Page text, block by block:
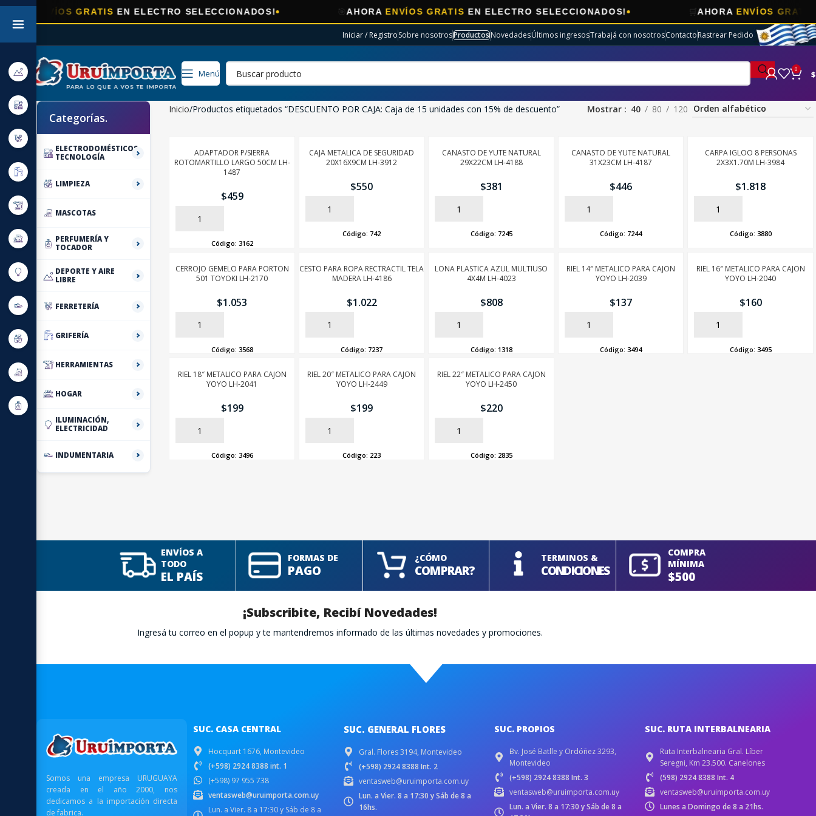
ENVÍOS GRATISEN ELECTRO SELECCIONADOS! AHORAENVÍOS GRATISEN ELECTRO SELECCIONADOS! AHORAENVÍOS GRATISEN
Iniciar / RegistroSobre nosotrosProductosNovedadesÚltimos ingresosTrabajá con nosotrosContactoRastrear Pedido
Menú 0 $
Categorías.
ELECTRODOMÉSTICOS,
TECNOLOGÍA
LIMPIEZA
MASCOTAS
PERFUMERÍA Y
TOCADOR
DEPORTE Y AIRE
LIBRE
FERRETERÍA
GRIFERÍA
HERRAMIENTAS
HOGAR
ILUMINACIÓN,
ELECTRICIDAD
INDUMENTARIA
Inicio Productos etiquetados “DESCUENTO POR CAJA: Caja de 15 unidades con 15% de descuento” Mostrar 40 80 120
ADAPTADOR P/SIERRA
ROTOMARTILLO LARGO 50CM LH-
1487
$459
AÑADIR
Código: 3162
CAJA METALICA DE SEGURIDAD
20X16X9CM LH-3912
$550
AÑADIR
Código: 742
CANASTO DE YUTE NATURAL
29X22CM LH-4188
$381
AÑADIR
Código: 7245
CANASTO DE YUTE NATURAL
31X23CM LH-4187
$446
AÑADIR
Código: 7244
CARPA IGLOO 8 PERSONAS
2X3X1.70M LH-3984
$1.818
AÑADIR
Código: 3880
CERROJO GEMELO PARA PORTON
501 TOYOKI LH-2170
$1.053
AÑADIR
Código: 3568
CESTO PARA ROPA RECTRACTIL TELA
MADERA LH-4186
$1.022
AÑADIR
Código: 7237
LONA PLASTICA AZUL MULTIUSO
4X4M LH-4023
$808
AÑADIR
Código: 1318
RIEL 14″ METALICO PARA CAJON
YOYO LH-2039
$137
AÑADIR
Código:3494
RIEL 16″ METALICO PARA CAJON
YOYO LH-2040
$160
AÑADIR
Código: 3495
RIEL 18″ METALICO PARA CAJON
YOYO LH-2041
$199
AÑADIR
Código: 3496
RIEL 20″ METALICO PARA CAJON
YOYO LH-2449
$199
AÑADIR
Código: 223
RIEL 22″ METALICO PARA CAJON
YOYO LH-2450
$220
AÑADIR
Código: 2835
ENVÍOS A
TODO
EL PAÍS
FORMAS DE
PAGO
¿CÓMO
COMPRAR?
TERMINOS &
CONDICIONES
COMPRA
MÍNIMA
$500
¡Subscribite, Recibí Novedades!
Ingresá tu correo en el popup y te mantendremos informado de las últimas novedades y promociones.
Somos una empresa URUGUAYA
creada en el año 2000, nos
dedicamos a la importación directa
de fabrica.
SUC. CASA CENTRAL
Hocquart 1676, Montevideo
(+598) 2924 8388 int. 1
(+598) 97 955 738
ventasweb@uruimporta.com.uy
Lun. a Vier. 8 a 17:30 y Sáb de 8 a
SUC. GENERAL FLORES
Gral. Flores 3194, Montevideo
(+598) 2924 8388 Int. 2
ventasweb@uruimporta.com.uy
Lun. a Vier. 8 a 17:30 y Sáb de 8 a
16hs.
SUC. PROPIOS
Bv. José Batlle y Ordóñez 3293,
Montevideo
(+598) 2924 8388 Int. 3
ventasweb@uruimporta.com.uy
Lun. a Vier. 8 a 17:30 y Sáb de 8 a
SUC. RUTA INTERBALNEARIA
Ruta Interbalnearia Gral. Líber
Seregni, Km 23.500. Canelones
(598) 2924 8388 Int. 4
ventasweb@uruimporta.com.uy
Lunes a Domingo de 8 a 21hs.